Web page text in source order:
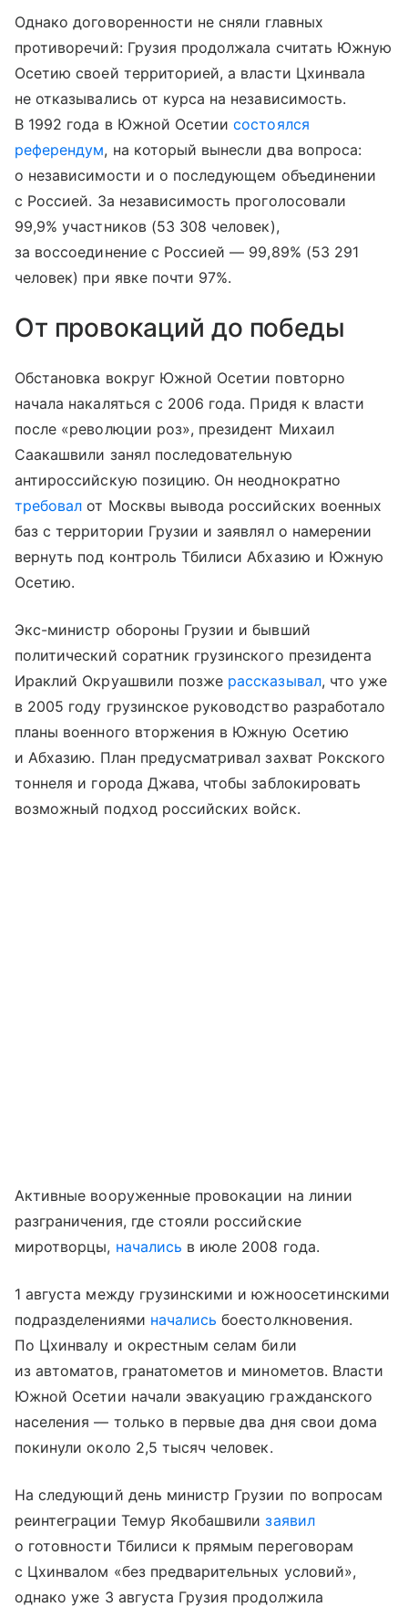
Однако договоренности не сняли главных
противоречий: Грузия продолжала считать Южную
Осетию своей территорией, а власти Цхинвала
не отказывались от курса на независимость.
В 1992 года в Южной Осетиисостоялся
референдум, на который вынесли два вопроса:
о независимости и о последующем объединении
с Россией. За независимость проголосовали
99,9% участников (53 308 человек),
за воссоединение с Россией — 99,89% (53 291
человек) при явке почти 97%.
От провокаций до победы
Обстановка вокруг Южной Осетии повторно
начала накаляться с 2006 года. Придя к власти
после «революции роз», президент Михаил
Саакашвили занял последовательную
антироссийскую позицию. Он неоднократно
требовал от Москвы вывода российских военных
баз с территории Грузии и заявлял о намерении
вернуть под контроль Тбилиси Абхазию и Южную
Осетию.
Экс-министр обороны Грузии и бывший
политический соратник грузинского президента
Ираклий Окруашвили позже рассказывал, что уже
в 2005 году грузинское руководство разработало
планы военного вторжения в Южную Осетию
и Абхазию. План предусматривал захват Рокского
тоннеля и города Джава, чтобы заблокировать
возможный подход российских войск.
Активные вооруженные провокации на линии
разграничения, где стояли российские
миротворцы, начались в июле 2008 года.
1 августа между грузинскими и южноосетинскими
подразделениями начались боестолкновения.
По Цхинвалу и окрестным селам били
из автоматов, гранатометов и минометов. Власти
Южной Осетии начали эвакуацию гражданского
населения — только в первые два дня свои дома
покинули около 2,5 тысяч человек.
На следующий день министр Грузии по вопросам
реинтеграции Темур Якобашвилизаявил
о готовности Тбилиси к прямым переговорам
с Цхинвалом «без предварительных условий»,
однако уже 3 августа Грузия продолжила